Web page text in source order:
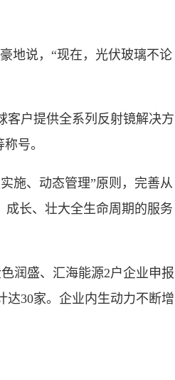
地说，“现在，光伏玻璃不论
户提供全系列反射镜解决方
号。
施、动态管理”原则，完善从
成长、壮大全生命周期的服务
润盛、汇海能源2户企业申报
达30家。企业内生动力不断增